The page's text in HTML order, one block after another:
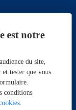
est notre
du site,
tester que vous
conditions
.